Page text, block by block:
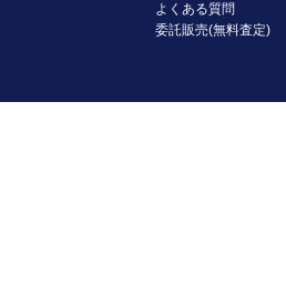
よくある質問
委託販売(無料査定)